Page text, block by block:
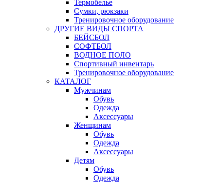
Термобелье
Сумки, рюкзаки
Тренировочное оборудование
ДРУГИЕ ВИДЫ СПОРТА
БЕЙСБОЛ
СОФТБОЛ
ВОДНОЕ ПОЛО
Спортивный инвентарь
Тренировочное оборудование
КАТАЛОГ
Мужчинам
Обувь
Одежда
Аксессуары
Женщинам
Обувь
Одежда
Аксессуары
Детям
Обувь
Одежда